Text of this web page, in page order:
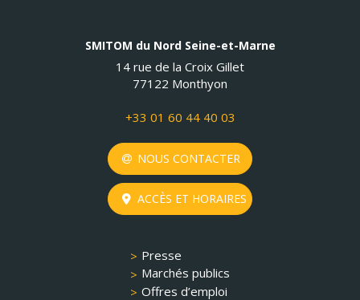
SMITOM du Nord Seine-et-Marne
14 rue de la Croix Gillet
77122 Monthyon
+33 01 60 44 40 03
NOUS CONTACTER
ACCÈS ET HORAIRES
Presse
Marchés publics
Offres d’emploi